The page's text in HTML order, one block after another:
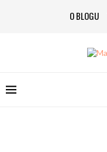
O BLOGU